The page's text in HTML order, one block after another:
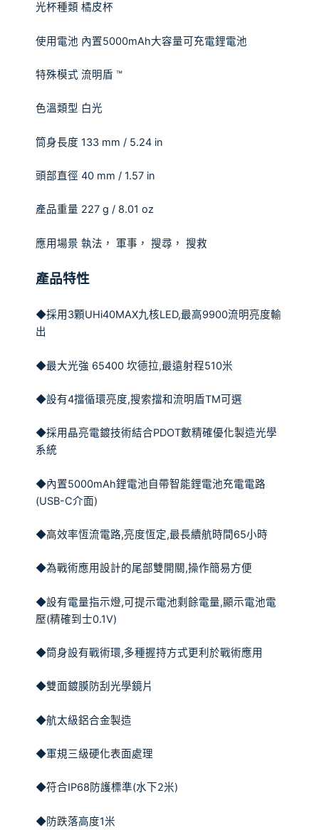
光杯種類 橘皮杯
使用電池 內置5000mAh大容量可充電鋰電池
特殊模式 流明盾 ™
色溫類型 白光
筒身長度 133 mm / 5.24 in
頭部直徑 40 mm / 1.57 in
產品重量 227 g / 8.01 oz
應用場景 執法， 軍事 ， 搜尋 ， 搜救
產品特性
◆採用 3顆UHi40MAX九核LED,最高9900流明亮度輸
出
◆最大光強 65400 坎德拉,最遠射程510米
◆設有4擋循環亮度,搜索擋和流明盾TM可選
◆採用晶亮電鍍技術結合PDOT數精確優化製造光學
系統
◆內置5000mAh鋰電池自帶智能鋰電池充電電路
(USB-C介面)
◆高效率恆流電路,亮度恆定,最長續航時間65小時
◆為戰術應用設計的尾部雙開關,操作簡易方便
◆設有電量指示燈,可提示電池剩餘電量,顯示電池電
壓(精確到士0.1V)
◆筒身設有戰術環,多種握持方式更利於戰術應用
◆雙面鍍膜防刮光學鏡片
◆航太級鋁合金製造
◆軍規三級硬化表面處理
◆符合IP68 防護標準(水下2米)
◆防跌落高度1米